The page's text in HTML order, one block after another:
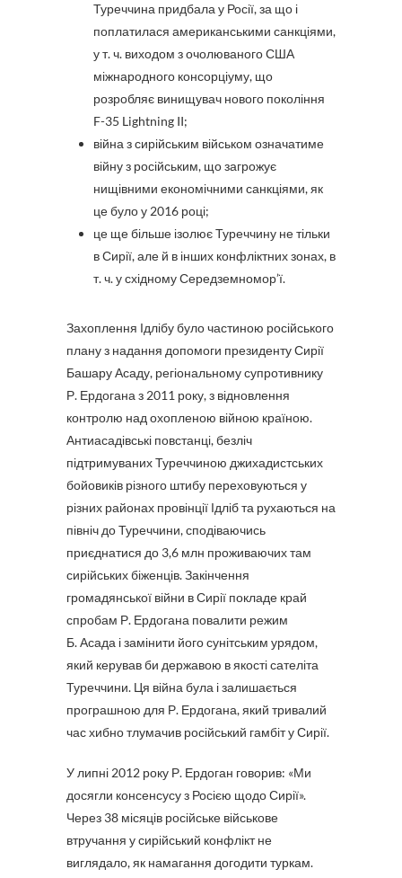
Туреччина придбала у Росії, за що і
поплатилася американськими санкціями,
у т. ч. виходом з очолюваного США
міжнародного консорціуму, що
розробляє винищувач нового покоління
F-35 Lightning II;
війна з сирійським військом означатиме
війну з російським, що загрожує
нищівними економічними санкціями, як
це було у 2016 році;
це ще більше ізолює Туреччину не тільки
в Сирії, але й в інших конфліктних зонах, в
т. ч. у східному Середземномор’ї.
Захоплення Ідлібу було частиною російського
плану з надання допомоги президенту Сирії
Башару Асаду, регіональному супротивнику
Р. Ердогана з 2011 року, з відновлення
контролю над охопленою війною країною.
Антиасадівські повстанці, безліч
підтримуваних Туреччиною джихадистських
бойовиків різного штибу переховуються у
різних районах провінції Ідліб та рухаються на
північ до Туреччини, сподіваючись
приєднатися до 3,6 млн проживаючих там
сирійських біженців. Закінчення
громадянської війни в Сирії покладе край
спробам Р. Ердогана повалити режим
Б. Асада і замінити його сунітським урядом,
який керував би державою в якості сателіта
Туреччини. Ця війна була і залишається
програшною для Р. Ердогана, який тривалий
час хибно тлумачив російський гамбіт у Сирії.
У липні 2012 року Р. Ердоган говорив: «Ми
досягли консенсусу з Росією щодо Сирії».
Через 38 місяців російське військове
втручання у сирійський конфлікт не
виглядало, як намагання догодити туркам.